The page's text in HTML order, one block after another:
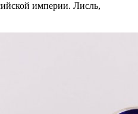
империи. Лисль,